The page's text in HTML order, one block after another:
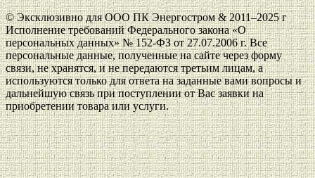
© Эксклюзивно для ООО ПК Энергостром & 2011–2025 г
Исполнение требований Федерального закона «О
персональных данных» № 152-ФЗ от 27.07.2006 г. Все
персональные данные, полученные на сайте через форму
связи, не хранятся, и не передаются третьим лицам, а
используются только для ответа на заданные вами вопросы и
дальнейшую связь при поступлении от Вас заявки на
приобретении товара или услуги.